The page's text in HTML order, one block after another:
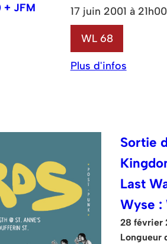
+ JFM
17 juin 2001 à 21h00
WL 68
Plus d'infos
Sortie
Last
Wyse :
28 février
Longueur